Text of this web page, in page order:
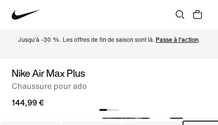
Jusqu'à -30 %. Les offres de fin de saison sont là. Passe à l'action.
Nike Air Max Plus
Chaussure pour ado
144,99 €